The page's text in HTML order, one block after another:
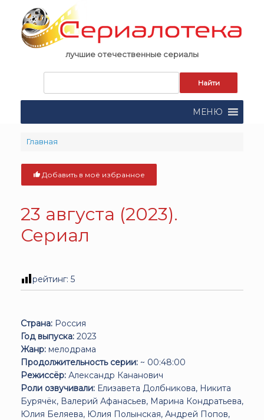
content
лучшие отечественные сериалы
поиска:
МЕНЮ
Главная
Добавить в моё избранное
23 августа (2023).
Сериал
рейтинг: 5
Страна: Россия
Год выпуска: 2023
Жанр: мелодрама
Продолжительность серии: ~ 00:48:00
Режиссёр: Александр Кананович
Роли озвучивали: Елизавета Долбникова, Никита
Бурячёк, Валерий Афанасьев, Марина Кондратьева,
Юлия Беляева, Юлия Полынская, Андрей Попов,